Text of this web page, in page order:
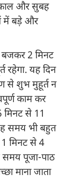
काल और सुबह
में बड़े और
बजकर 2 मिनट
रहेगा. यह दिन
से शुभ मुहूर्त न
काम कर
से 11
समय भी बहुत
मिनट से 4
समय पूजा-पाठ
माना जाता